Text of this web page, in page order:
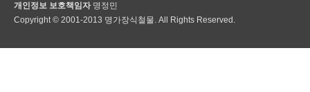
개인정보 보호책임자 명정민
Copyright © 2001-2013 명가장식철물. All Rights Reserved.